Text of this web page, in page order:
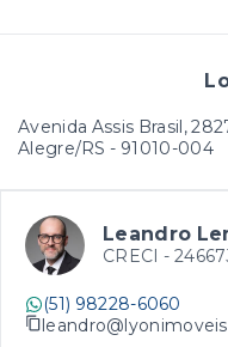
Avenida Assis Brasil,
Alegre/RS - 91010-004
Leandro
CRECI -
(51) 98228-6060